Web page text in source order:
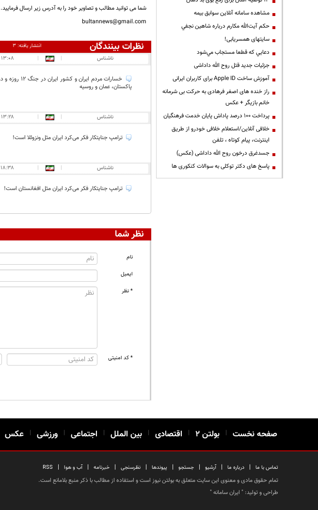
شما می توانید مطالب و تصاویر خود را به آدرس زیر ارسال فرمایید.
bultannews@gmail.com
نظرات بینندگان انتشار یافته:۳
ناشناس |
| ۱۳:۰۸ - ۱۴۰۵/۰۲/۰۷
پاکستان، عمان و روسیه
ناشناس |
| ۱۳:۲۸ - ۱۴۰۵/۰۲/۰۷
ترامپ جنایتکار فکر می‌کرد ایران مثل ونزوئلا است!
ناشناس |
| ۱۸:۳۸ - ۱۴۰۵/۰۲/۰۷
ترامپ جنایتکار فکر می‌کرد ایران مثل افغانستان است!
نظر شما
نام
ایمیل
* نظر
* کد امنیتی
مشاهده سامانه آنلاين سوابق بیمه
حكم آيت‌الله مكارم درباره شاهين نجفي
سایتهای همسریابی!
دعايي كه قطعا مستجاب مي‌شود
جزئیات جدید قتل روح الله داداشی
آموزش ساخت Apple ID برای کاربران ایرانی
راز خنده های اصغر فرهادی به حرکت بی شرمانه
خانم بازیگر + عکس
پرداخت ۱۰۰ درصد پاداش پایان خدمت فرهنگیان
خلافی آنلاین/استعلام خلافی خودرو از طریق
اینترنت، پیام کوتاه ، تلفن
جسدغرق درخون روح الله داداشی (عکس)
پاسخ های دکتر توکلی به سوالات کنکوری ها
صفحه نخست | بولتن ۲ | اقتصادی | بین الملل | اجتماعی | ورزشی | عکس
تماس با ما | درباره ما | آرشیو | جستجو | پیوندها | نظرسنجی | خبرنامه | آب و هوا |
RSS
تمام حقوق مادی و معنوی این سایت متعلق به بولتن نیوز است و استفاده از مطالب با ذکر منبع بلامانع است.
طراحی و تولید: " ایران سامانه"